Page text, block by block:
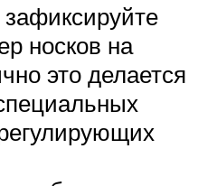
носков на
это делается